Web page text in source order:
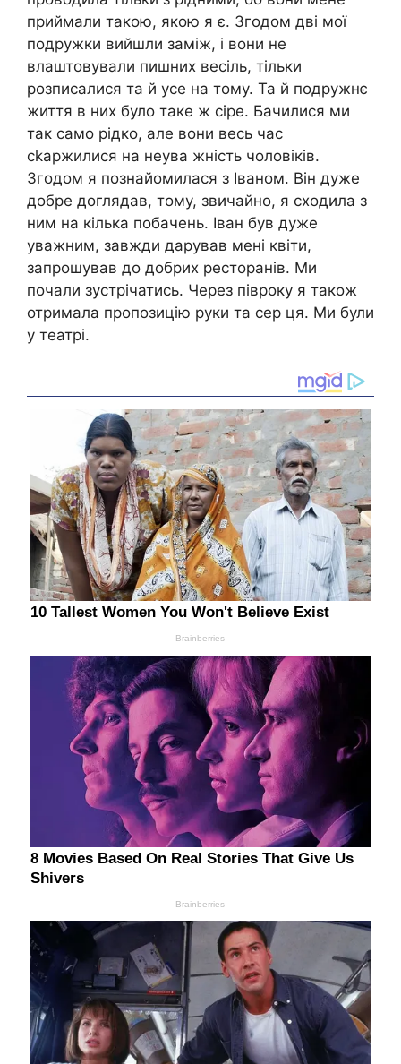
приймали такою, якою я є. Згодом дві мої
подружки вийшли заміж, і вони не
влаштовували пишних весіль, тільки
розписалися та й усе на тому. Та й подружнє
життя в них було таке ж сіре. Бачилися ми
так само рідко, але вони весь час
сkаржилися на неува жність чоловіків.
Згодом я познайомилася з Іваном. Він дуже
добре доглядав, тому, звичайно, я сходила з
ним на кілька побачень. Іван був дуже
уважним, завжди дарував мені квіти,
запрошував до добрих ресторанів. Ми
почали зустрічатись. Через півроку я також
отримала пропозицію руки та сер ця. Ми були
у театрі.